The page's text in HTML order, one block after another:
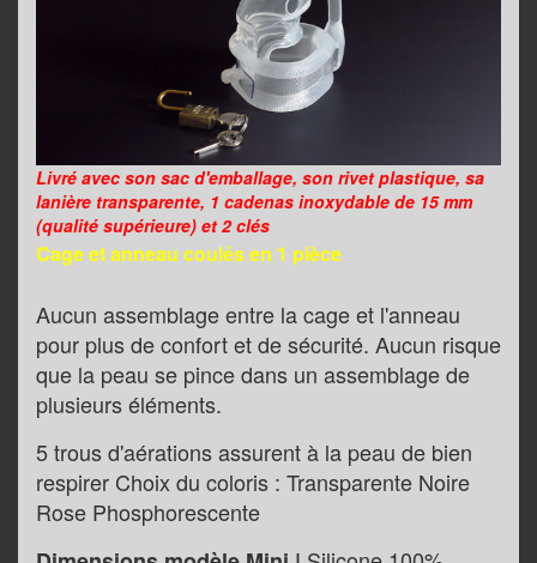
Livré avec son sac d'emballage, son rivet plastique, sa
lanière transparente, 1 cadenas inoxydable de 15 mm
(qualité supérieure) et 2 clés
Cage et anneau coulés en 1 pièce
Aucun assemblage entre la cage et l'anneau
pour plus de confort et de sécurité. Aucun risque
que la peau se pince dans un assemblage de
plusieurs éléments.
5 trous d'aérations assurent à la peau de bien
respirer Choix du coloris : Transparente Noire
Rose Phosphorescente